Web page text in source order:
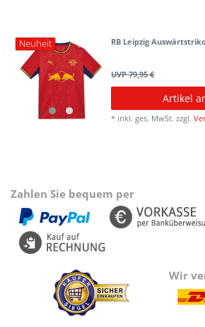
Neuheit RB Leipzig
UVP 79,95 €
Artikel
* inkl. ges. MwSt. zzgl.
Zahlen Sie bequem per
Wir